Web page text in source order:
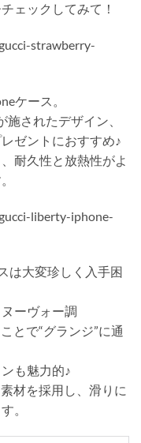
ェックしてみて！
strawberry-
ケース。
施されたデザイン、
ゼントにおすすめ♪
耐久性と放熱性がよ
liberty-iphone-
は大変珍しく入手困
ーヴォー調
とで“グランジ”に通
も魅力的♪
材を採用し、滑りに
。